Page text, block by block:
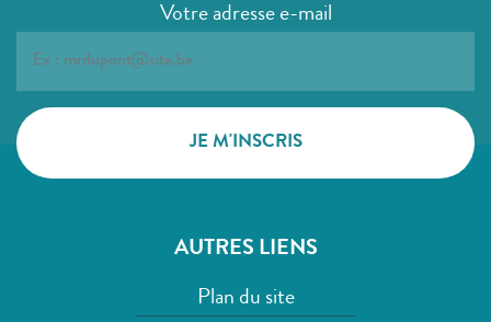
Votre adresse e-mail
AUTRES LIENS
Plan du site